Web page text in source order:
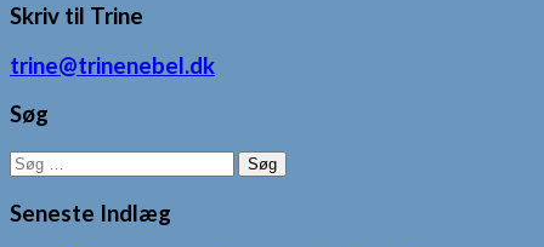
Skriv til Trine
trine@trinenebel.dk
Søg
Søg
efter:
Seneste Indlæg